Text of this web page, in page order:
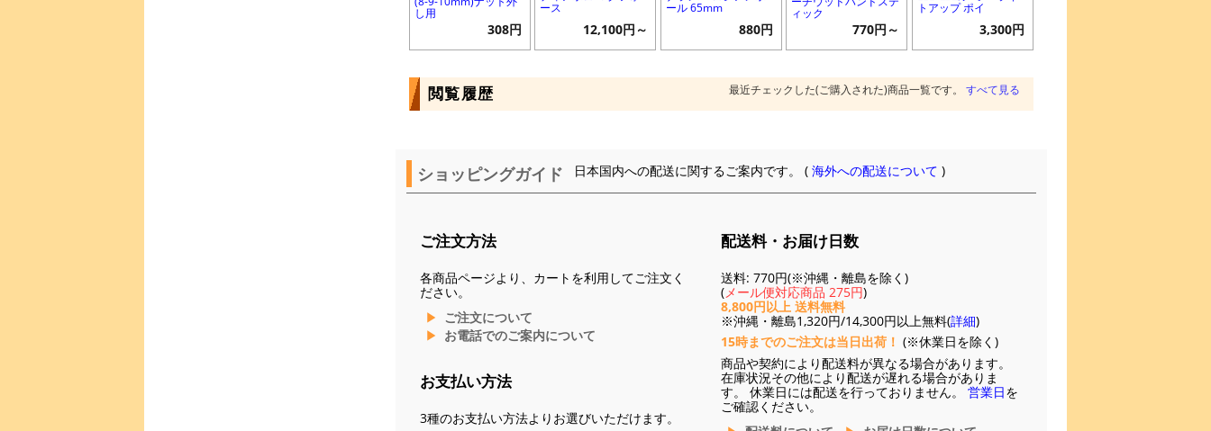
し用
308円
ース
12,100円～
ール 65mm
880円
ィック
770円～
トアップ ポイ
3,300円
閲覧履歴 最近チェックした(ご購入された)商品一覧です。 すべて見る
ショッピングガイド 日本国内への配送に関するご案内です。 (海外への配送について )
ご注文方法
各商品ページより、カートを利用してご注文く
ださい。
ご注文について
お電話でのご案内について
お支払い方法
3種のお支払い方法よりお選びいただけます。
配送料・お届け日数
送料: 770円(※沖縄・離島を除く)
(メール便対応商品 275円)
8,800円以上 送料無料
※沖縄・離島1,320円/14,300円以上無料(詳細)
15時までのご注文は当日出荷！ (※休業日を除く)
商品や契約により配送料が異なる場合があります。
在庫状況その他により配送が遅れる場合がありま
す。 休業日には配送を行っておりません。 営業日を
ご確認ください。